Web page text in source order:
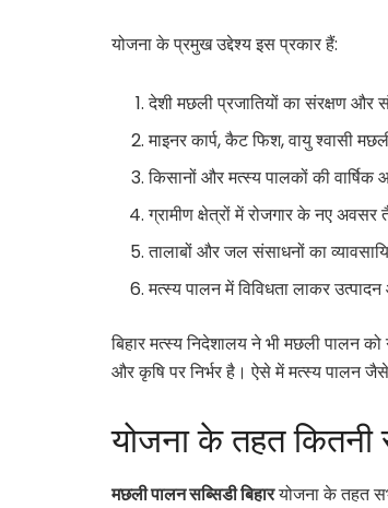
योजना के प्रमुख उद्देश्य इस प्रकार हैं:
देशी मछली प्रजातियों का संरक्षण और
माइनर कार्प, कैट फिश, वायु श्वासी
किसानों और मत्स्य पालकों की वार्षिक
ग्रामीण क्षेत्रों में रोजगार के नए अवसर
तालाबों और जल संसाधनों का
मत्स्य पालन में विविधता लाकर
बिहार मत्स्य निदेशालय ने भी मछली पालन
और कृषि पर निर्भर है। ऐसे में मत्स्य पालन
योजना के तहत कितनी
मछली पालन सब्सिडी बिहारयोजना के तहत